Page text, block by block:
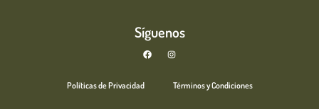
Síguenos
Políticas de Privacidad Términos y Condiciones